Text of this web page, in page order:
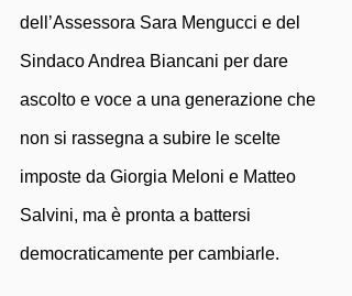
dell’Assessora Sara Mengucci e del
Sindaco Andrea Biancani per dare
ascolto e voce a una generazione che
non si rassegna a subire le scelte
imposte da Giorgia Meloni e Matteo
Salvini, ma è pronta a battersi
democraticamente per cambiarle.